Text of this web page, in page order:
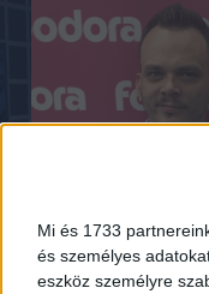
Mi és 1733
és személyes
eszköz személyre
A marketing egy
vált